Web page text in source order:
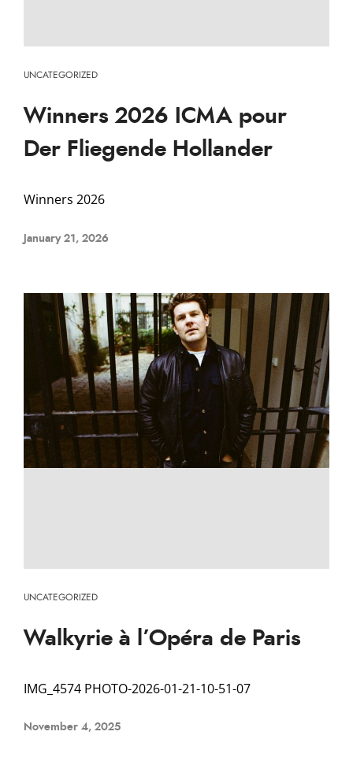
UNCATEGORIZED
Winners 2026 ICMA pour
Der Fliegende Hollander
Winners 2026
January 21, 2026
UNCATEGORIZED
Walkyrie à l’Opéra de Paris
IMG_4574 PHOTO-2026-01-21-10-51-07
November 4, 2025